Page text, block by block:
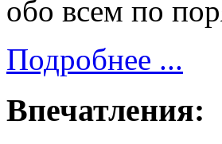
обо всем по
Подробнее ...
Впечатления: